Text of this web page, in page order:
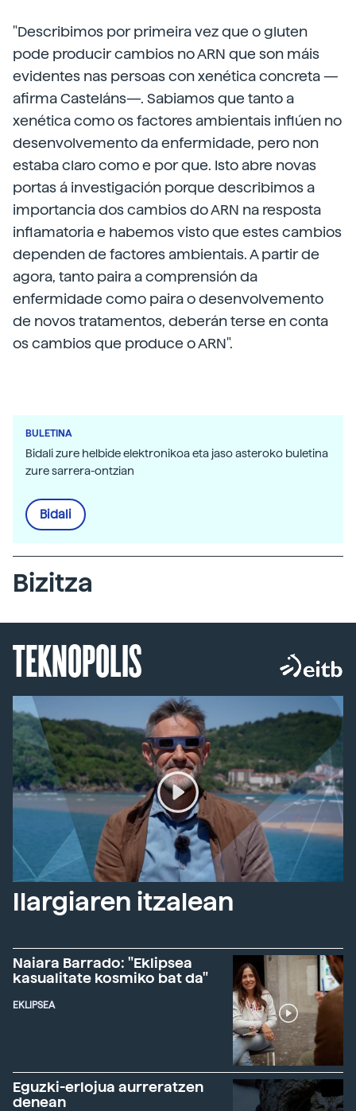
"Describimos por primeira vez que o gluten
pode producir cambios no ARN que son máis
evidentes nas persoas con xenética concreta —
afirma Casteláns—. Sabiamos que tanto a
xenética como os factores ambientais inflúen no
desenvolvemento da enfermidade, pero non
estaba claro como e por que. Isto abre novas
portas á investigación porque describimos a
importancia dos cambios do ARN na resposta
inflamatoria e habemos visto que estes cambios
dependen de factores ambientais. A partir de
agora, tanto paira a comprensión da
enfermidade como paira o desenvolvemento
de novos tratamentos, deberán terse en conta
os cambios que produce o ARN".
BULETINA
Bidali zure helbide elektronikoa eta jaso asteroko buletina
zure sarrera-ontzian
Bidali
Bizitza
TEKNOPOLIS
Ilargiaren itzalean
Naiara Barrado: "Eklipsea
kasualitate kosmiko bat da"
EKLIPSEA
Eguzki-erlojua aurreratzen
denean